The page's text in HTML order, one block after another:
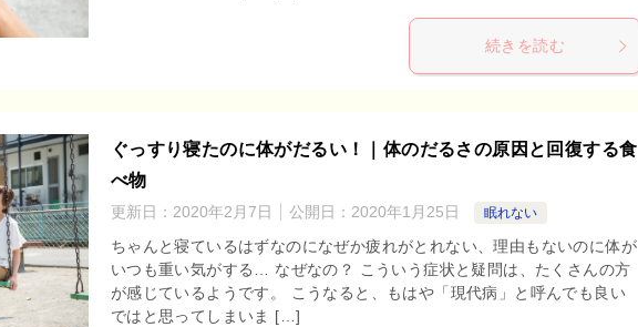
続きを読む
ぐっすり寝たのに体がだるい！｜体のだるさの原因と回復する食
べ物
更新日： 2020年2月7日 公開日： 2020年1月25日 眠れない
ちゃんと寝ているはずなのになぜか疲れがとれない、理由もないのに体が
いつも重い気がする… なぜなの？ こういう症状と疑問は、たくさんの方
が感じているようです。 こうなると、もはや「現代病」と呼んでも良い
ではと思ってしまいま […]